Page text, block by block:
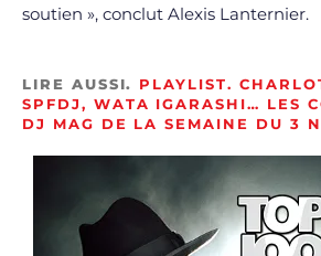
soutien », conclut Alexis Lanternier.
LIRE AUSSI. PLAYLIST.
SPFDJ, WATA IGARASHI… LES
DJ MAG DE LA SEMAINE DU 3